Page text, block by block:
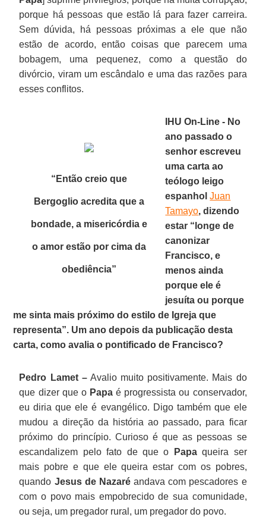
porque há pessoas que estão lá para fazer carreira.
Sem dúvida, há pessoas próximas a ele que não
estão de acordo, então coisas que parecem uma
bobagem, uma pequenez, como a questão do
divórcio, viram um escândalo e uma das razões para
esses conflitos.
“Então creio que
Bergoglio acredita que a
bondade, a misericórdia e
o amor estão por cima da
obediência”
IHU On-Line - No
ano passado o
senhor escreveu
uma carta ao
teólogo leigo
espanholJuan
Tamayo, dizendo
estar “longe de
canonizar
Francisco, e
menos ainda
porque ele é
jesuíta ou porque
me sinta mais próximo do estilo de Igreja que
representa”. Um ano depois da publicação desta
carta, como avalia o pontificado de Francisco?
Pedro Lamet –Avalio muito positivamente. Mais do
que dizer que o Papa é progressista ou conservador,
eu diria que ele é evangélico. Digo também que ele
mudou a direção da história ao passado, para ficar
próximo do princípio. Curioso é que as pessoas se
escandalizem pelo fato de que o
Papaqueira ser
mais pobre e que ele queira estar com os pobres,
quando Jesus de Nazaréandava com pescadores e
com o povo mais empobrecido de sua comunidade,
ou seja, um pregador rural, um pregador do povo.